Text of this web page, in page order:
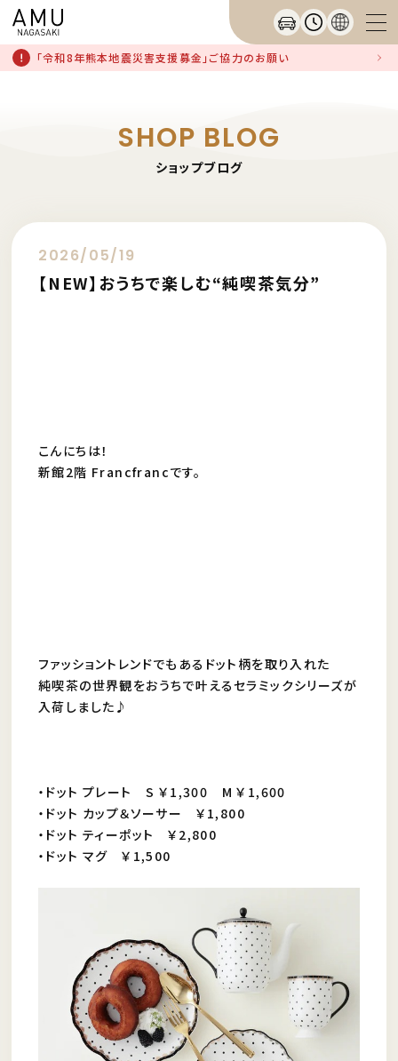
「令和8年熊本地震災害支援募金」ご協力のお願い
SHOP BLOG
ショップブログ
2026/05/19
【NEW】おうちで楽しむ“純喫茶気分”
こんにちは！
新館2階 Francfrancです。
ファッショントレンドでもあるドット柄を取り入れた
純喫茶の世界観をおうちで叶えるセラミックシリーズが
入荷しました♪
・ドット プレート S ￥1,300 M ￥1,600
・ドット カップ＆ソーサー ￥1,800
・ドット ティーポット ￥2,800
・ドット マグ ￥1,500